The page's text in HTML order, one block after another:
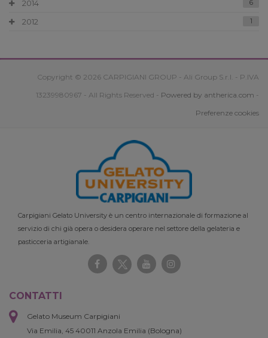
2014 6
2012 1
Copyright © 2026 CARPIGIANI GROUP - Ali Group S.r.l. - P.IVA
13239980967 - All Rights Reserved - Powered by antherica.com -
Preferenze cookies
Carpigiani Gelato University è un centro internazionale di formazione al
servizio di chi già opera o desidera operare nel settore della gelateria e
pasticceria artigianale.
CONTATTI
Gelato Museum Carpigiani
Via Emilia, 45 40011 Anzola Emilia (Bologna)